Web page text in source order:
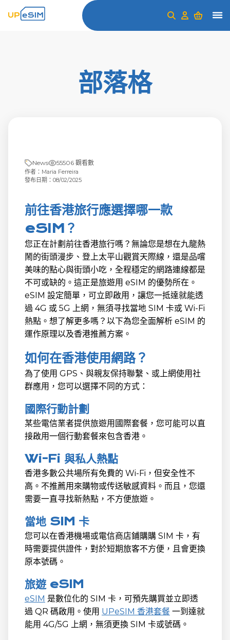
部落格
News 55506 觀看數
作者：Maria Ferreira
發布日期：08/02/2025
前往香港旅行應選擇哪一款
eSIM？
您正在計劃前往香港旅行嗎？無論您是想在九龍熱
鬧的街頭漫步、登上太平山觀賞天際線，還是品嚐
美味的點心與街頭小吃，全程穩定的網路連線都是
不可或缺的。這正是旅遊用 eSIM 的優勢所在。
eSIM 設定簡單，可立即啟用，讓您一抵達就能透
過 4G 或 5G 上網，無須寻找當地 SIM 卡或 Wi-Fi
熱點。想了解更多嗎？以下為您全面解析 eSIM 的
運作原理以及香港推薦方案。
如何在香港使用網路？
為了使用 GPS、與親友保持聯繫、或上網使用社
群應用，您可以選擇不同的方式：
國際行動計劃
某些電信業者提供旅遊用國際套餐，您可能可以直
接啟用一個行動套餐來包含香港。
Wi-Fi 與私人熱點
香港多數公共場所有免費的 Wi-Fi，但安全性不
高。不推薦用來購物或传送敏感資料。而且，您還
需要一直寻找新熱點，不方便旅遊。
當地 SIM 卡
您可以在香港機場或電信商店鋪購購 SIM 卡，有
時需要提供證件，對於短期旅客不方便，且會更換
原本號碼。
旅遊 eSIM
eSIM 是數位化的 SIM 卡，可預先購買並立即透
過 QR 碼啟用。使用 UPeSIM 香港套餐 一到達就
能用 4G/5G 上網，無須更換 SIM 卡或號碼。